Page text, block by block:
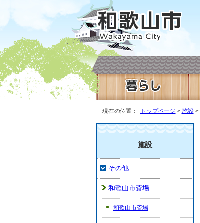
現在の位置： トップページ > 施設>
施設
その他
和歌山市斎場
和歌山市斎場